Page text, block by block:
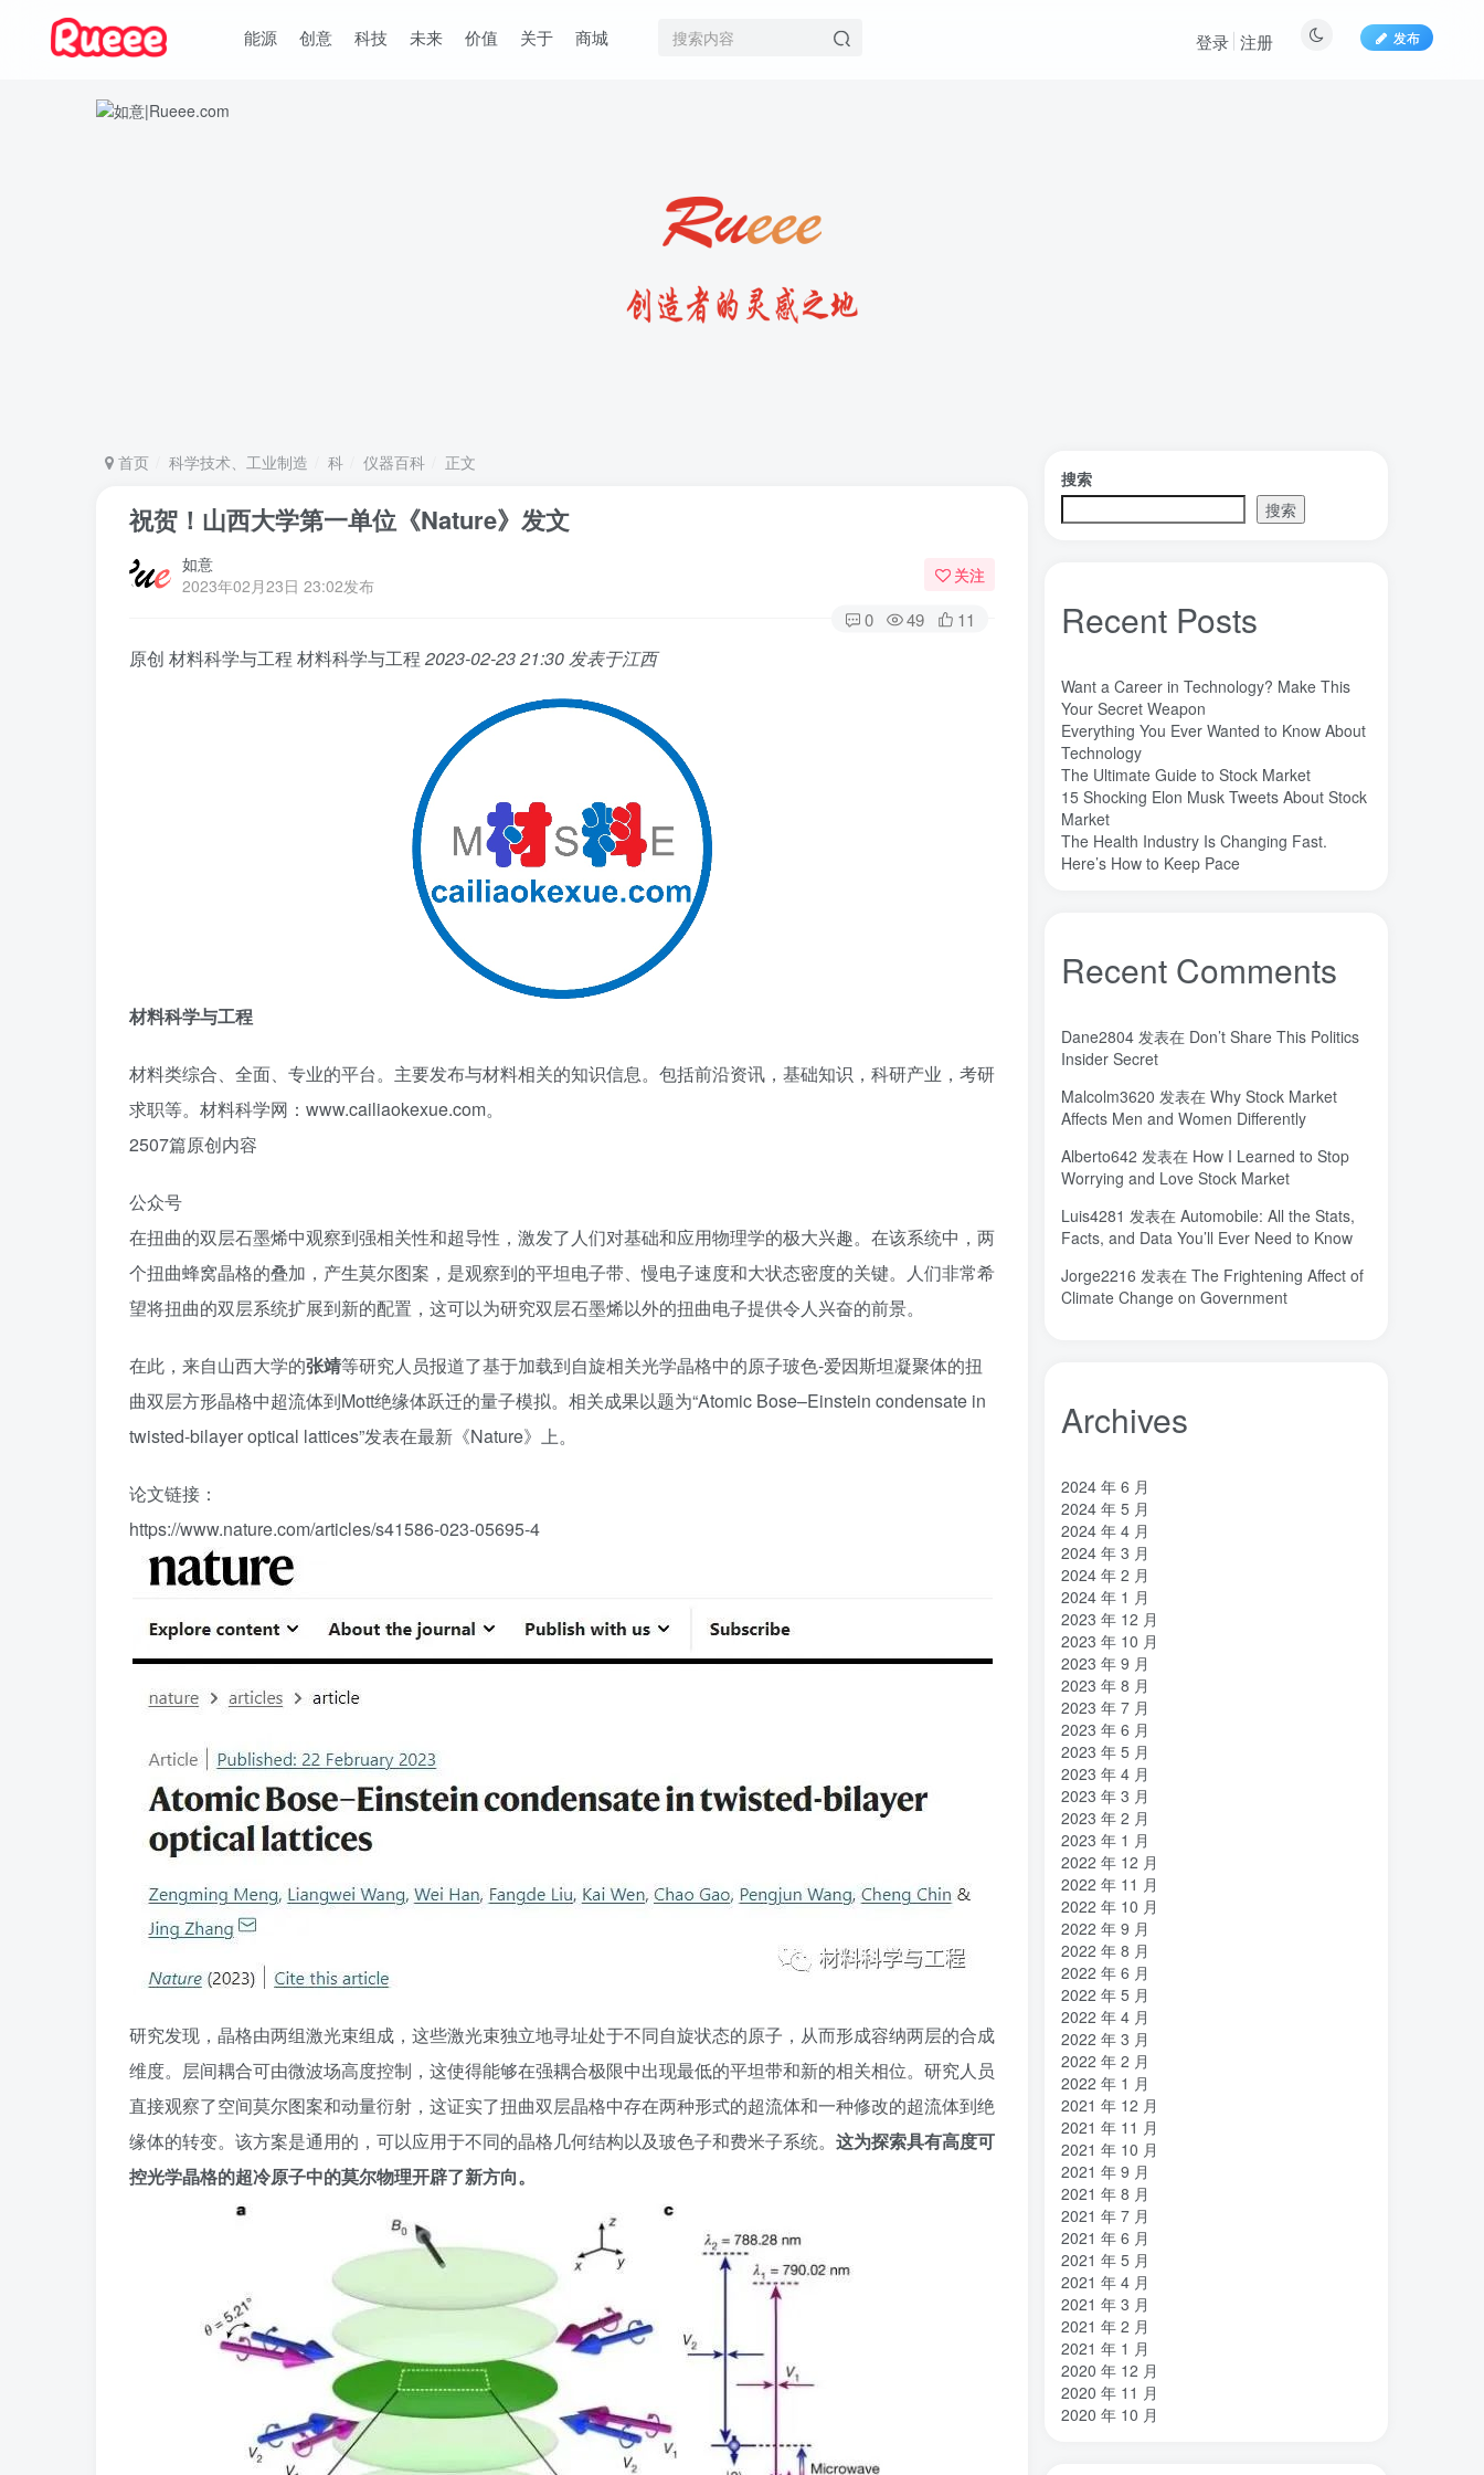
能源 创意 科技 未来 价值 关于 商城 发布
登录 注册
首页 科学技术、工业制造 科 仪器百科 正文
祝贺！山西大学第一单位《Nature》发文
如意
2023年02月23日 23:02发布
关注
0 49 11
原创 材料科学与工程 材料科学与工程 2023-02-23 21:30发表于江西
材料科学与工程
材料类综合、全面、专业的平台。主要发布与材料相关的知识信息。包括前沿资讯，基础知识，科研产业，考研
求职等。材料科学网：www.cailiaokexue.com。
2507篇原创内容
公众号
在扭曲的双层石墨烯中观察到强相关性和超导性，激发了人们对基础和应用物理学的极大兴趣。在该系统中，两
个扭曲蜂窝晶格的叠加，产生莫尔图案，是观察到的平坦电子带、慢电子速度和大状态密度的关键。人们非常希
望将扭曲的双层系统扩展到新的配置，这可以为研究双层石墨烯以外的扭曲电子提供令人兴奋的前景。
在此，来自山西大学的张靖等研究人员报道了基于加载到自旋相关光学晶格中的原子玻色-爱因斯坦凝聚体的扭
曲双层方形晶格中超流体到Mott绝缘体跃迁的量子模拟。相关成果以题为“Atomic Bose–Einstein condensate in
twisted-bilayer optical lattices”发表在最新《Nature》上。
论文链接：
https://www.nature.com/articles/s41586-023-05695-4
研究发现，晶格由两组激光束组成，这些激光束独立地寻址处于不同自旋状态的原子，从而形成容纳两层的合成
维度。层间耦合可由微波场高度控制，这使得能够在强耦合极限中出现最低的平坦带和新的相关相位。研究人员
直接观察了空间莫尔图案和动量衍射，这证实了扭曲双层晶格中存在两种形式的超流体和一种修改的超流体到绝
缘体的转变。该方案是通用的，可以应用于不同的晶格几何结构以及玻色子和费米子系统。 这为探索具有高度可
控光学晶格的超冷原子中的莫尔物理开辟了新方向。
魔法(1) 高熵合金(3) 雷军(3) 陶瓷
达芬奇(1) 超分辨显微成像(2)
苏醒 (1) (1) 自信 (1) 胡良兵 (53)
网盘(0) 经济类(0)
秘密，吸引力法则，纪录片，下载(0)
秘密 (1) 碳离子治疗系统(1) 研究方向
石墨烯储能(1) 石墨烯(20) 真空阀门 (1)
真空系统
潍坊(1) 流动性(1)
宝塔(2) 学术会议(0) 大国崛起(1)
命运(2) 吸引力法则(1) 君临 (1)
原位(35) 南海(2) 北京大学(1)
关键帧 全屏滚动(1)
亿万富翁 (2) 人生 (2) 乐愚分享(0)
stable diffusion(6) notionai(1) notion
搜索
搜索
Recent Posts
Want a Career in Technology? Make This
Your Secret Weapon
Everything You Ever Wanted to Know About
Technology
The Ultimate Guide to Stock Market
15 Shocking Elon Musk Tweets About Stock
Market
The Health Industry Is Changing Fast.
Here’s How to Keep Pace
Recent Comments
Dane2804 发表在 Don’t Share This Politics
Insider Secret
Malcolm3620 发表在 Why Stock Market
Affects Men and Women Differently
Alberto642 发表在 How I Learned to Stop
Worrying and Love Stock Market
Luis4281 发表在 Automobile: All the Stats,
Facts, and Data You’ll Ever Need to Know
Jorge2216 发表在 The Frightening Affect of
Climate Change on Government
Archives
2024 年 6 月
2024 年 5 月
2024 年 4 月
2024 年 3 月
2024 年 2 月
2024 年 1 月
2023 年 12 月
2023 年 10 月
2023 年 9 月
2023 年 8 月
2023 年 7 月
2023 年 6 月
2023 年 5 月
2023 年 4 月
2023 年 3 月
2023 年 2 月
2023 年 1 月
2022 年 12 月
2022 年 11 月
2022 年 10 月
2022 年 9 月
2022 年 8 月
2022 年 6 月
2022 年 5 月
2022 年 4 月
2022 年 3 月
2022 年 2 月
2022 年 1 月
2021 年 12 月
2021 年 11 月
2021 年 10 月
2021 年 9 月
2021 年 8 月
2021 年 7 月
2021 年 6 月
2021 年 5 月
2021 年 4 月
2021 年 3 月
2021 年 2 月
2021 年 1 月
2020 年 12 月
2020 年 11 月
2020 年 10 月